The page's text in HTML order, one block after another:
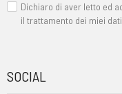
Dichiaro di aver letto ed
il trattamento dei miei dati
SOCIAL